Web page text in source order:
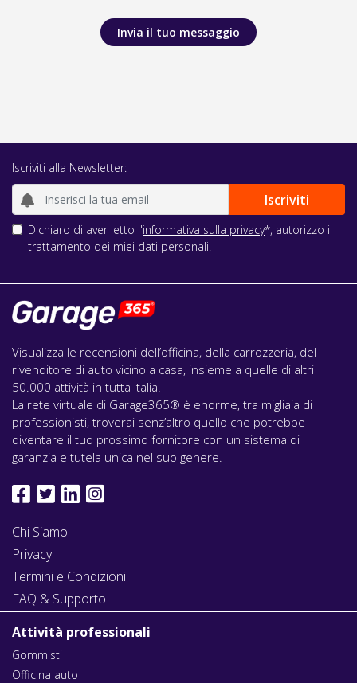
Invia il tuo messaggio
Iscriviti alla Newsletter:
Dichiaro di aver letto l'informativa sulla privacy*, autorizzo il
trattamento dei miei dati personali.
Visualizza le recensioni dell’officina, della carrozzeria, del
rivenditore di auto vicino a casa, insieme a quelle di altri
50.000 attività in tutta Italia.
La rete virtuale di Garage365® è enorme, tra migliaia di
professionisti, troverai senz’altro quello che potrebbe
diventare il tuo prossimo fornitore con un sistema di
garanzia e tutela unica nel suo genere.
Chi Siamo
Privacy
Termini e Condizioni
FAQ & Supporto
Attività professionali
Gommisti
Officina auto